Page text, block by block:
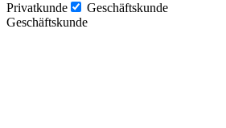
Privatkunde
Geschäftskunde
Geschäftskunde